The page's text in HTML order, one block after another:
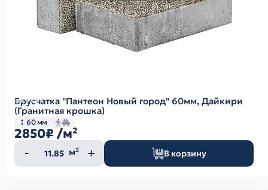
Брусчатка "Пантеон Новый город" 60мм, Дайкири
(Гранитная крошка)
60 мм
2850₽ /м²
Количество
товара
м² В корзину